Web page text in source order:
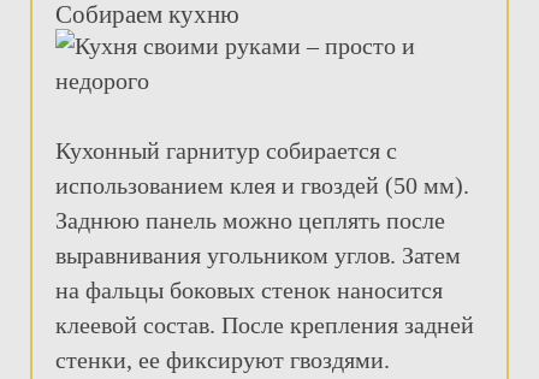
Собираем кухню
Кухонный гарнитур собирается с
использованием клея и гвоздей (50 мм).
Заднюю панель можно цеплять после
выравнивания угольником углов. Затем
на фальцы боковых стенок наносится
клеевой состав. После крепления задней
стенки, ее фиксируют гвоздями.